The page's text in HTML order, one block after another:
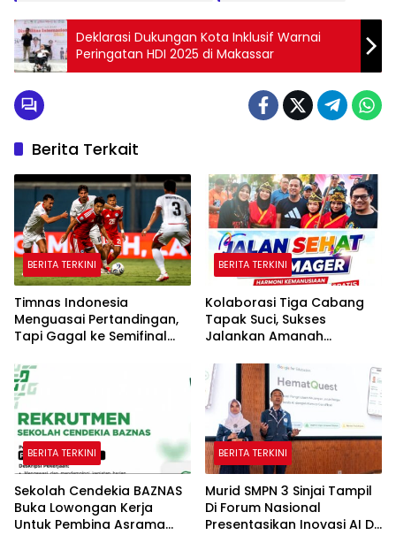
Deklarasi Dukungan Kota Inklusif Warnai
Peringatan HDI 2025 di Makassar
Berita Terkait
BERITA TERKINI
Timnas Indonesia
Menguasai Pertandingan,
Tapi Gagal ke Semifinal
BERITA TERKINI
Kolaborasi Tiga Cabang
Tapak Suci, Sukses
Jalankan Amanah
Gubernur Sulawesi Selatan
BERITA TERKINI
Sekolah Cendekia BAZNAS
Buka Lowongan Kerja
Untuk Pembina Asrama
BERITA TERKINI
Murid SMPN 3 Sinjai Tampil
Di Forum Nasional
Presentasikan Inovasi AI Di